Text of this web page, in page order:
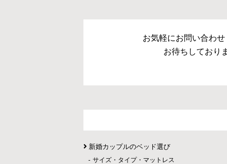
お気軽にお問い合わせ
お待ちしており
新婚カップルのベッド選び
サイズ・タイプ・マットレス